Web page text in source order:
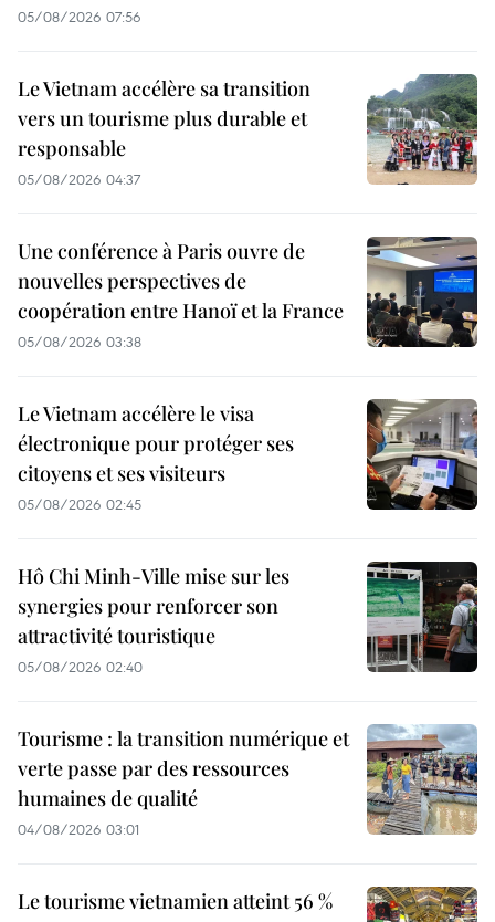
05/08/2026 07:56
Le Vietnam accélère sa transition
vers un tourisme plus durable et
responsable
05/08/2026 04:37
Une conférence à Paris ouvre de
nouvelles perspectives de
coopération entre Hanoï et la France
05/08/2026 03:38
Le Vietnam accélère le visa
électronique pour protéger ses
citoyens et ses visiteurs
05/08/2026 02:45
Hô Chi Minh-Ville mise sur les
synergies pour renforcer son
attractivité touristique
05/08/2026 02:40
Tourisme : la transition numérique et
verte passe par des ressources
humaines de qualité
04/08/2026 03:01
Le tourisme vietnamien atteint 56 %